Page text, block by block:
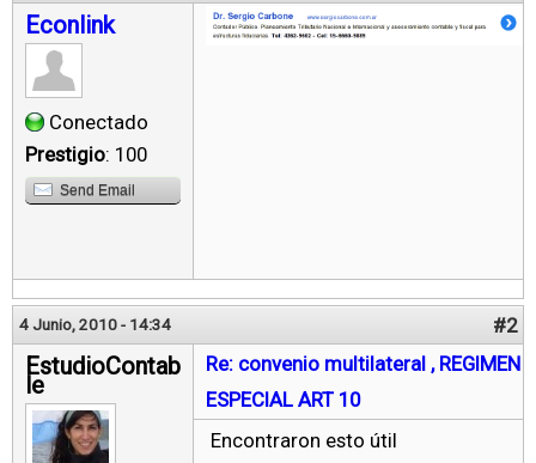
Econlink
Conectado
Prestigio: 100
Send Email
4 Junio, 2010 - 14:34 #2
EstudioContab
le
Re: convenio multilateral , REGIMEN
ESPECIAL ART 10
Encontraron esto útil